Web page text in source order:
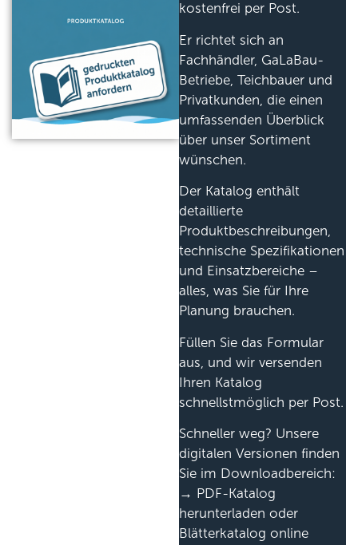
kostenfrei per Post.
Er richtet sich an
Fachhändler, GaLaBau-
Betriebe, Teichbauer und
Privatkunden, die einen
umfassenden Überblick
über unser Sortiment
wünschen.
Der Katalog enthält
detaillierte
Produktbeschreibungen,
technische Spezifikationen
und Einsatzbereiche –
alles, was Sie für Ihre
Planung brauchen.
Füllen Sie das Formular
aus, und wir versenden
Ihren Katalog
schnellstmöglich per Post.
Schneller weg? Unsere
digitalen Versionen finden
Sie im Downloadbereich:
→ PDF-Katalog
herunterladen oder
Blätterkatalog online